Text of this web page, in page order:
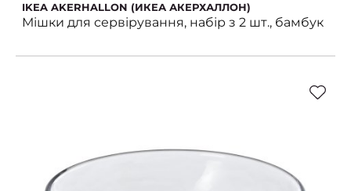
IKEA AKERHALLON (ИКЕА АКЕРХАЛЛОН)
Мішки для сервірування, набір з 2 шт., бамбук